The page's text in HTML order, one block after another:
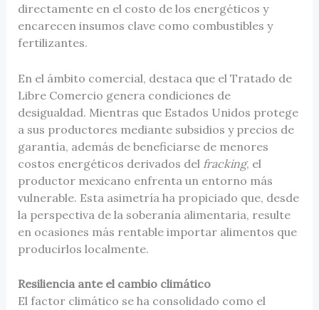
directamente en el costo de los energéticos y
encarecen insumos clave como combustibles y
fertilizantes.
En el ámbito comercial, destaca que el Tratado de
Libre Comercio genera condiciones de
desigualdad. Mientras que Estados Unidos protege
a sus productores mediante subsidios y precios de
garantía, además de beneficiarse de menores
costos energéticos derivados del fracking, el
productor mexicano enfrenta un entorno más
vulnerable. Esta asimetría ha propiciado que, desde
la perspectiva de la soberanía alimentaria, resulte
en ocasiones más rentable importar alimentos que
producirlos localmente.
Resiliencia ante el cambio climático
El factor climático se ha consolidado como el